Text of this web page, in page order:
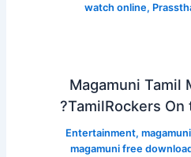
watch online,
Magamuni Tamil
TamilRockers On
Entertainment,
magamuni free